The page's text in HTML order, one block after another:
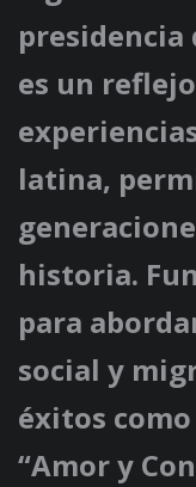
presidencia
es un
latina,
historia.
para
social y
éxitos como
“Amor y